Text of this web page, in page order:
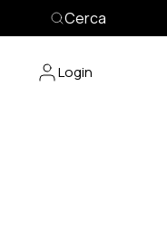
Cerca
Login